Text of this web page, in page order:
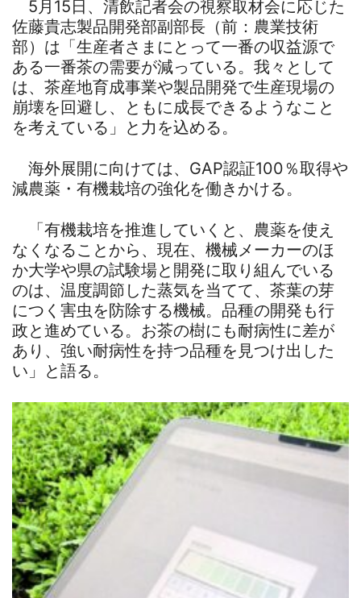
5月15日、清飲記者会の視察取材会に応じた
佐藤貴志製品開発部副部長（前：農業技術
部）は「生産者さまにとって一番の収益源で
ある一番茶の需要が減っている。我々として
は、茶産地育成事業や製品開発で生産現場の
崩壊を回避し、ともに成長できるようなこと
を考えている」と力を込める。
海外展開に向けては、GAP認証100％取得や
減農薬・有機栽培の強化を働きかける。
「有機栽培を推進していくと、農薬を使え
なくなることから、現在、機械メーカーのほ
か大学や県の試験場と開発に取り組んでいる
のは、温度調節した蒸気を当てて、茶葉の芽
につく害虫を防除する機械。品種の開発も行
政と進めている。お茶の樹にも耐病性に差が
あり、強い耐病性を持つ品種を見つけ出した
い」と語る。